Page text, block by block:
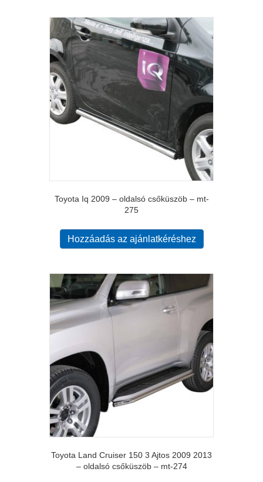
Toyota Iq 2009 – oldalsó csőküszöb – mt-
275
Hozzáadás az ajánlatkéréshez
Toyota Land Cruiser 150 3 Ajtos 2009 2013
– oldalsó csőküszöb – mt-274